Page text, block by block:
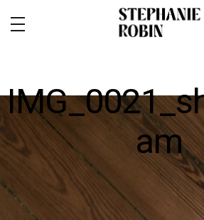
MARIAGE / FAMILLE / GROSSESSE
am